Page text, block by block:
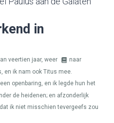
in
veertien jaar, weer
naar
en ik nam ook Titus mee.
openbaring, en ik legde hun het
de heidenen; en afzonderlijk
ik niet misschien tevergeefs zou